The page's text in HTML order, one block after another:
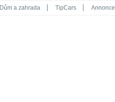
Dům a zahrada TipCars Annonce